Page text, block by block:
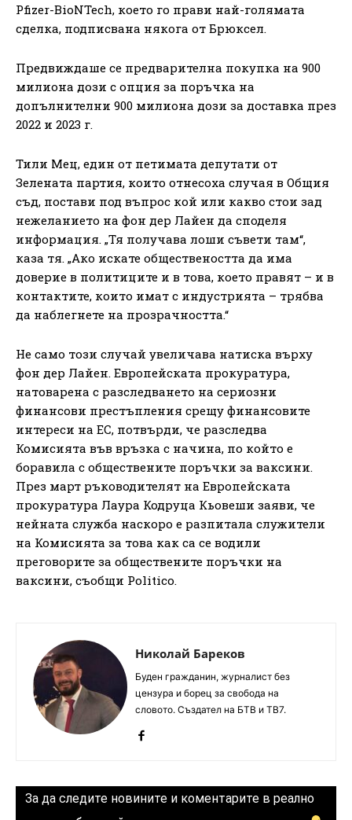
Pfizer-BioNTech, което го прави най-голямата
сделка, подписвана някога от Брюксел.
Предвиждаше се предварителна покупка на 900
милиона дози с опция за поръчка на
допълнителни 900 милиона дози за доставка през
2022 и 2023 г.
Тили Мец, един от петимата депутати от
Зелената партия, които отнесоха случая в Общия
съд, постави под въпрос кой или какво стои зад
нежеланието на фон дер Лайен да споделя
информация. „Тя получава лоши съвети там“,
каза тя. „Ако искате обществеността да има
доверие в политиците и в това, което правят – и в
контактите, които имат с индустрията – трябва
да наблегнете на прозрачността.“
Не само този случай увеличава натиска върху
фон дер Лайен. Европейската прокуратура,
натоварена с разследването на сериозни
финансови престъпления срещу финансовите
интереси на ЕС, потвърди, че разследва
Комисията във връзка с начина, по който е
боравила с обществените поръчки за ваксини.
През март ръководителят на Европейската
прокуратура Лаура Кодруца Кьовеши заяви, че
нейната служба наскоро е разпитала служители
на Комисията за това как са се водили
преговорите за обществените поръчки на
ваксини, съобщи Politico.
Николай Бареков
Буден гражданин, журналист без
цензура и борец за свобода на
словото. Създател на БТВ и ТВ7.
За да следите новините и коментарите в реално